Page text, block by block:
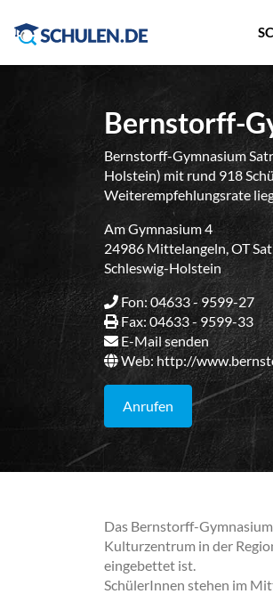
Bernstorff-
Bernstorff-Gymnasium
Holstein) mit rund 918
Weiterempfehlungsrate
Am Gymnasium 4
24986 Mittelangeln, OT
Schleswig-Holstein
Fon: 04633 - 9599-27
Fax: 04633 - 9599-33
E-Mail senden
Web:http://
Anrufen
Das Bernstorff-
Kulturzentrum in der
eingebettet ist.
SchülerInnen stehen im